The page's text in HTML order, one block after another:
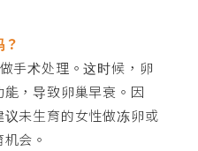
手术处理。这时候，卵
，导致卵巢早衰。因
未生育的女性做冻卵或
会。